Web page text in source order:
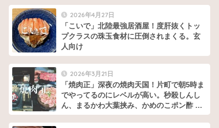
2026年4月27日
「こいで」北陸最強居酒屋！度肝抜くトッ
プクラスの珠玉食材に圧倒されまくる。玄
人向け
2026年3月21日
「焼肉正」深夜の焼肉天国！片町で朝5時ま
でやってるのにレベルが高い。秒殺しんし
ん、まるかわ大葉挟み、かめのこポン酢 好
きです